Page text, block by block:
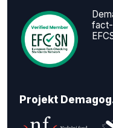
Projekt